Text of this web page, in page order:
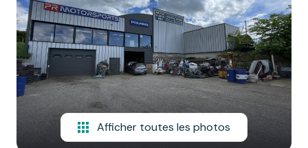
Afficher toutes les photos